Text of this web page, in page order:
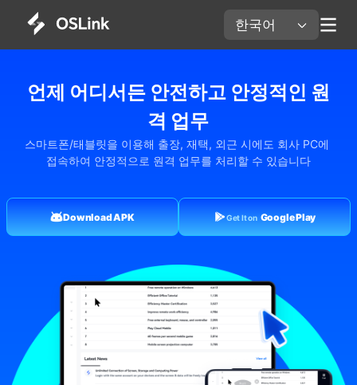
한국어
언제 어디서든 안전하고 안정적인 원
격 업무
스마트폰/태블릿을 이용해 출장, 재택, 외근 시에도 회사 PC에
접속하여 안정적으로 원격 업무를 처리할 수 있습니다
Download APK Get It on Google Play